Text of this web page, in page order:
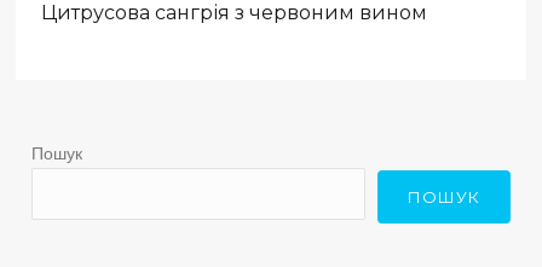
Цитрусова сангрія з червоним вином
Пошук
ПОШУК